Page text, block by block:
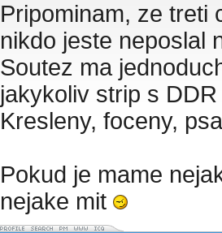
Pripominam, ze treti
nikdo jeste neposlal
Soutez ma
jakykoliv strip s
Kresleny, foceny,
Pokud je mame
nejake mit